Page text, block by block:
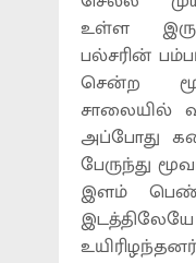
உள்ள
பல்சரின்
சென்ற
சாலையில்
அப்போது
பேருந்து
இளம்